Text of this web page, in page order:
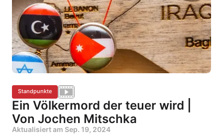
Standpunkte
Ein Völkermord der teuer wird |
Von Jochen Mitschka
Aktualisiert am Sep. 19, 2024